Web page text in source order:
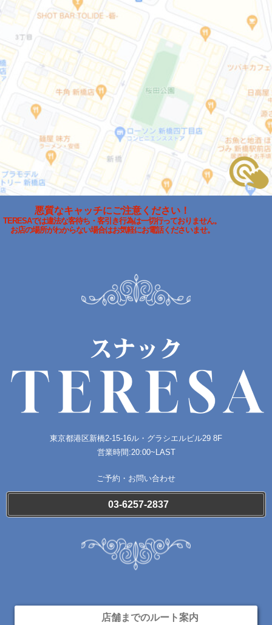
悪質なキャッチにご注意ください！
TERESAでは違法な客待ち・客引き行為は一切行っておりません。
お店の場所がわからない場合はお気軽にお電話くださいませ。
東京都港区新橋2-15-16ル・​グラシエルビル29 8F
営業時間:20:00~LAST
ご予約・お問い合わせ
03-6257-2837
店舗までのルート案内